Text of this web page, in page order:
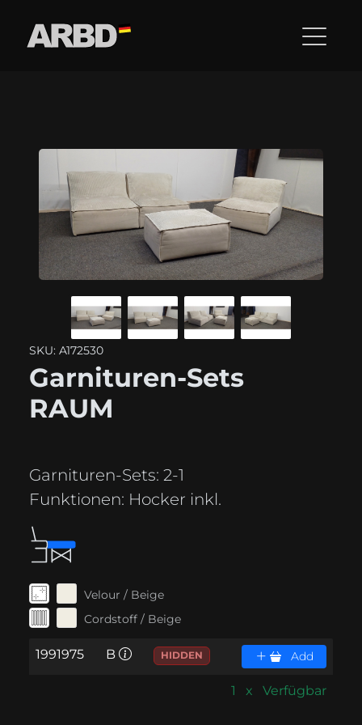
SKU: A172530
Garnituren-Sets
RAUM
Garnituren-Sets: 2-1
Funktionen: Hocker inkl.
Velour / Beige
Cordstoff / Beige
1991975 B HIDDEN Add
1 x Verfügbar